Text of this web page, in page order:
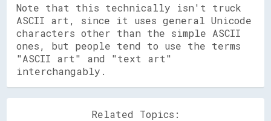
Note that this technically isn't truck
ASCII art, since it uses general Unicode
characters other than the simple ASCII
ones, but people tend to use the terms
"ASCII art" and "text art"
interchangably.
Related Topics: